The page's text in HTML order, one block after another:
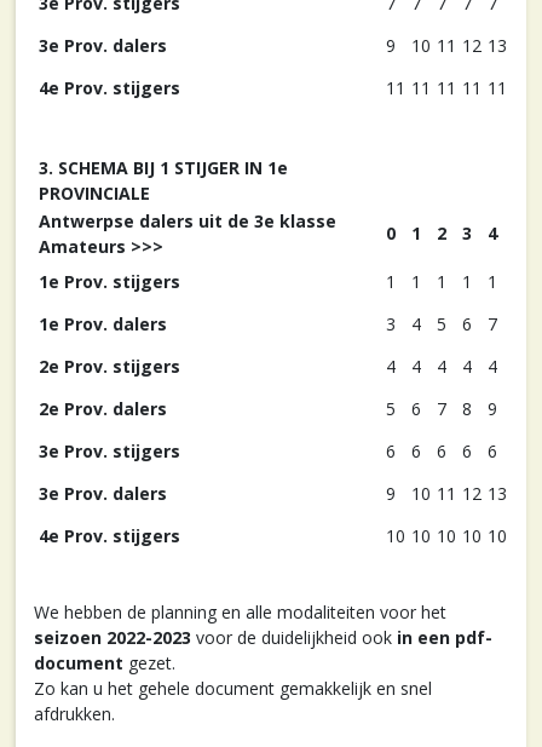
3e Prov. dalers
9 10 11 12 13
4e Prov. stijgers
11 11 11 11 11
3. SCHEMA BIJ 1 STIJGER IN 1e
PROVINCIALE
Antwerpse dalers uit de 3e klasse
Amateurs >>>
0 1 2 3 4
1e Prov. stijgers 1 1 1 1
1
1e Prov. dalers
3 4 5 6
7
2e Prov. stijgers
4 4 4 4
4
2e Prov. dalers
5 6 7 8
9
3e Prov. stijgers
6 6 6 6
6
3e Prov. dalers
9 10 11 12 13
4e Prov. stijgers
10 10 10 10 10
We hebben de planning en alle modaliteiten voor het
seizoen 2022-2023 voor de duidelijkheid ook in een pdf-
document gezet.
Zo kan u het gehele document gemakkelijk en snel
afdrukken.